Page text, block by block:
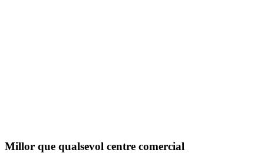
Millor que qualsevol centre comercial